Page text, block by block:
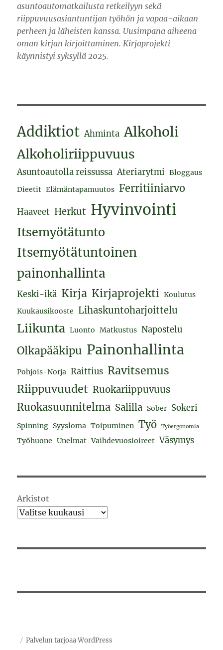
asuntoautomatkailusta retkeilyyn sekä
riippuvuusasiantuntijan työhön ja vapaa-aikaan
perheen ja läheisten kanssa. Uusimpana aiheena
oman kirjan kirjoittaminen. Kirjaprojekti
käynnistyi syksyllä 2025.
Addiktiot Ahminta Alkoholi
Alkoholiriippuvuus
Asuntoautolla reissussa Ateriarytmi Bloggaus
Dieetit Elämäntapamuutos Ferritiiniarvo
Haaveet Herkut Hyvinvointi
Itsemyötätunto
Itsemyötätuntoinen
painonhallinta
Keski-ikä Kirja Kirjaprojekti Koulutus
Kuukausikooste
Lihaskuntoharjoittelu
Liikunta Luonto Matkustus Napostelu
Olkapääkipu Painonhallinta
Pohjois-Norja Raittius Ravitsemus
Riippuvuudet Ruokariippuvuus
Ruokasuunnitelma Salilla Sober Sokeri
Spinning Syysloma Toipuminen Työ Työergonomia
Työhuone Unelmat Vaihdevuosioireet Väsymys
Arkistot
Palvelun tarjoaa WordPress